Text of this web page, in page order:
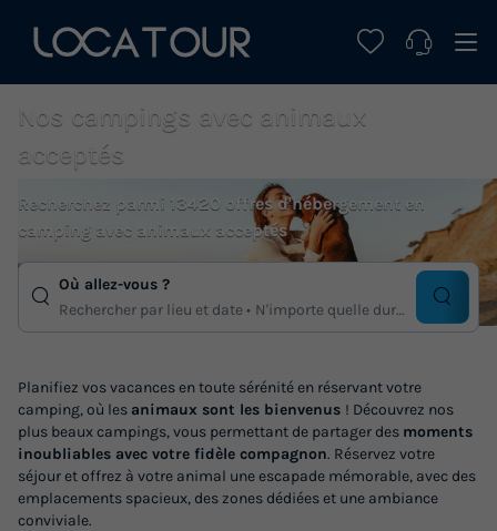
Nos campings avec animaux
acceptés
Recherchez parmi 13420 offres d'hébergement en
camping avec animaux acceptés
Où allez-vous ?
Rechercher par lieu et date
N'importe quelle duree
Planifiez vos vacances en toute sérénité en réservant votre
camping, où les animaux sont les bienvenus ! Découvrez nos
plus beaux campings, vous permettant de partager des moments
inoubliables avec votre fidèle compagnon. Réservez votre
séjour et offrez à votre animal une escapade mémorable, avec des
emplacements spacieux, des zones dédiées et une ambiance
conviviale.